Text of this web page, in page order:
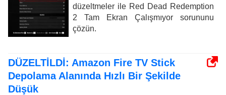
düzeltmeler ile Red Dead Redemption
2 Tam Ekran Çalışmıyor sorununu
çözün.
DÜZELTİLDİ: Amazon Fire TV Stick
Depolama Alanında Hızlı Bir Şekilde
Düşük